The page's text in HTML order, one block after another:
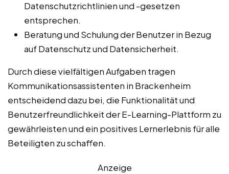
Datenschutzrichtlinien und -gesetzen
entsprechen.
Beratung und Schulung der Benutzer in Bezug
auf Datenschutz und Datensicherheit.
Durch diese vielfältigen Aufgaben tragen
Kommunikationsassistenten in Brackenheim
entscheidend dazu bei, die Funktionalität und
Benutzerfreundlichkeit der E-Learning-Plattform zu
gewährleisten und ein positives Lernerlebnis für alle
Beteiligten zu schaffen.
Anzeige